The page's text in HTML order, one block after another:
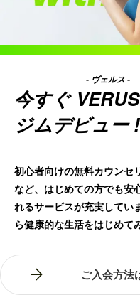
今すぐ VERUS
- ヴェルス -
ジムデビュー
初心者向けの無料カウンセ
など、はじめての方でも安
れるサービスが充実してい
ら健康的な生活をはじめて
ご入会方法